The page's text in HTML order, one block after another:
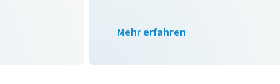
Mehr erfahren